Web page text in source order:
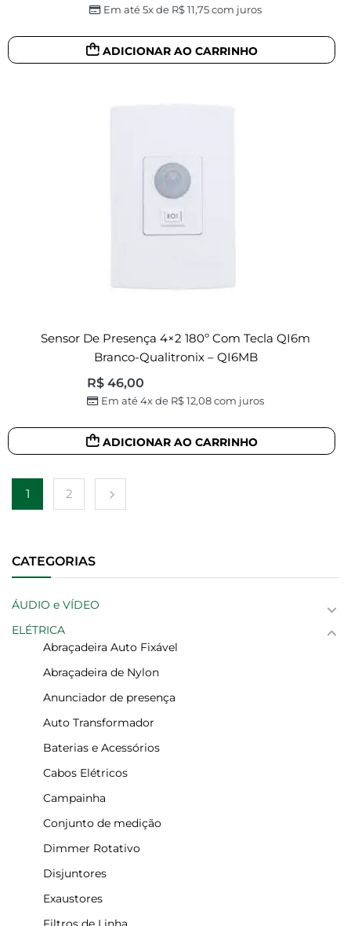
CATEGORIAS
ÁUDIO e VÍDEO
ELÉTRICA
Abraçadeira Auto Fixável
Abraçadeira de Nylon
Anunciador de presença
Auto Transformador
Baterias e Acessórios
Cabos Elétricos
Campainha
Conjunto de medição
Dimmer Rotativo
Disjuntores
Exaustores
Em até 5x de R$11,75com juros
ADICIONAR AO CARRINHO
Sensor De Presença 4×2 180º Com Tecla QI6m
Branco-Qualitronix – QI6MB
R$46,00
Em até 4x de R$12,08com juros
ADICIONAR AO CARRINHO
1 2